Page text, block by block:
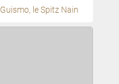
Guismo, le Spitz Nain